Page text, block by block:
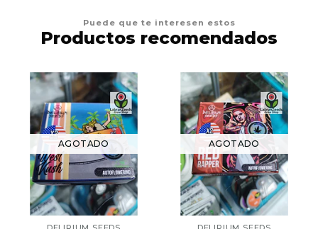
Puede que te interesen estos
Productos recomendados
AGOTADO AGOTADO